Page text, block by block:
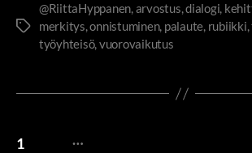
@RiittaHyppanen,arvostus,dialogi,
merkitys,onnistuminen, palaute, rubiikki,
työyhteisö,vuorovaikutus
1 …